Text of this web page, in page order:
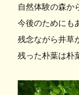
自然体験の森か
今後のためにも
残念ながら井草
残った朴葉は朴